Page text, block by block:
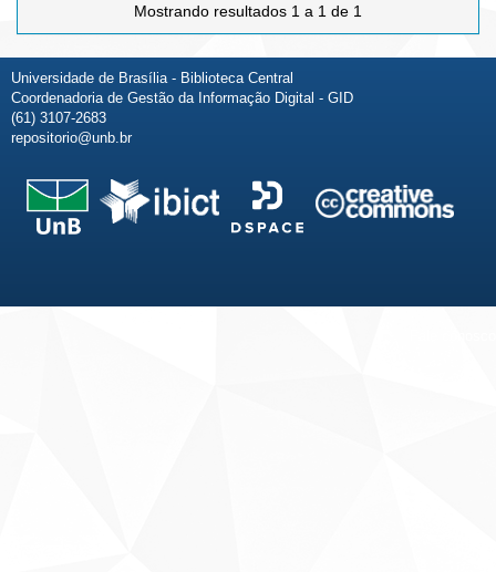
Mostrando resultados 1 a 1 de 1
Universidade de Brasília - Biblioteca Central
Coordenadoria de Gestão da Informação Digital - GID
(61) 3107-2683
repositorio@unb.br